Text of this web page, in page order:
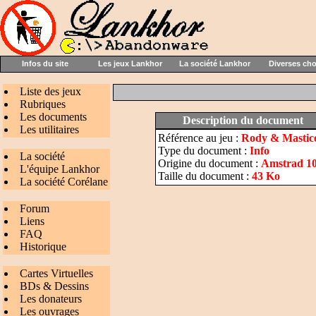
Infos du site Les jeux Lankhor La société Lankhor Diverses
Liste des jeux
Rubriques
Les documents
Les utilitaires
La société
L'équipe Lankhor
La société Corélane
Forum
Liens
FAQ
Historique
Cartes Virtuelles
BDs & Dessins
Les donateurs
Les ouvrages
Description du document
Référence au jeu : Rody &
Type du document : Info
Origine du document : Amstrad
Taille du document : 43 Ko